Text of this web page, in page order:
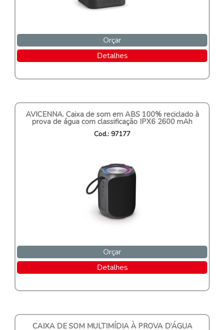
Orçar
Detalhes
AVICENNA. Caixa de som em ABS 100% reciclado à
prova de água com classificação IPX6 2600 mAh
Cod.: 97177
Orçar
Detalhes
CAIXA DE SOM MULTIMÍDIA À PROVA D’ÁGUA